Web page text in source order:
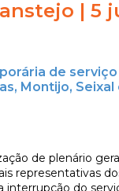
| 5
de
Montijo, Seixal
de plenário
representativas
interrupção do